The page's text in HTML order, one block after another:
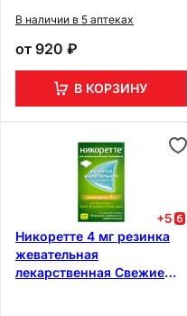
В наличии в 5 аптеках
от 920 ₽
В КОРЗИНУ
+5
Никоретте 4 мг резинка
жевательная
лекарственная Свежие